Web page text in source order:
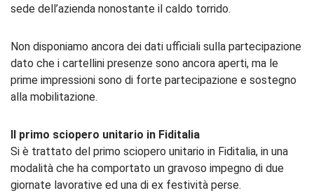
sede dell’azienda nonostante il caldo torrido.
Non disponiamo ancora dei dati ufficiali sulla partecipazione
dato che i cartellini presenze sono ancora aperti, ma le
prime impressioni sono di forte partecipazione e sostegno
alla mobilitazione.
Il primo sciopero unitario in Fiditalia
Si è trattato del primo sciopero unitario in Fiditalia, in una
modalità che ha comportato un gravoso impegno di due
giornate lavorative ed una di ex festività perse.